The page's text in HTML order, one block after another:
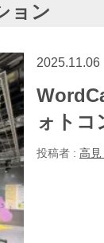
ョン
2025.11.06
ォトコ
投稿者 : 高見